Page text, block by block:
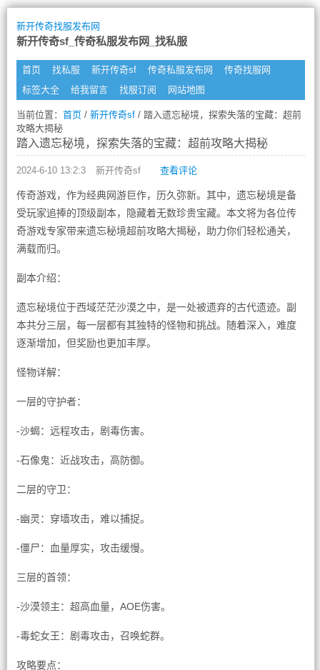
新开传奇找服发布网
新开传奇sf_传奇私服发布网_找私服
首页 找私服 新开传奇sf 传奇私服发布网
传奇找服网
标签大全
给我留言 找服订阅 网站地图
当前位置： 首页/ 新开传奇sf/ 踏入遗忘秘境，探索失落的宝藏：超前
攻略大揭秘
踏入遗忘秘境，探索失落的宝藏：超前攻略大揭秘
2024-6-10 13:2:3 新开传奇sf 查看评论
传奇游戏，作为经典网游巨作，历久弥新。其中，遗忘秘境是备
受玩家追捧的顶级副本，隐藏着无数珍贵宝藏。本文将为各位传
奇游戏专家带来遗忘秘境超前攻略大揭秘，助力你们轻松通关，
满载而归。
副本介绍：
遗忘秘境位于西域茫茫沙漠之中，是一处被遗弃的古代遗迹。副
本共分三层，每一层都有其独特的怪物和挑战。随着深入，难度
逐渐增加，但奖励也更加丰厚。
怪物详解：
一层的守护者：
-沙蝎：远程攻击，剧毒伤害。
-石像鬼：近战攻击，高防御。
二层的守卫：
-幽灵：穿墙攻击，难以捕捉。
-僵尸：血量厚实，攻击缓慢。
三层的首领：
-沙漠领主：超高血量，AOE伤害。
-毒蛇女王：剧毒攻击，召唤蛇群。
攻略要点：